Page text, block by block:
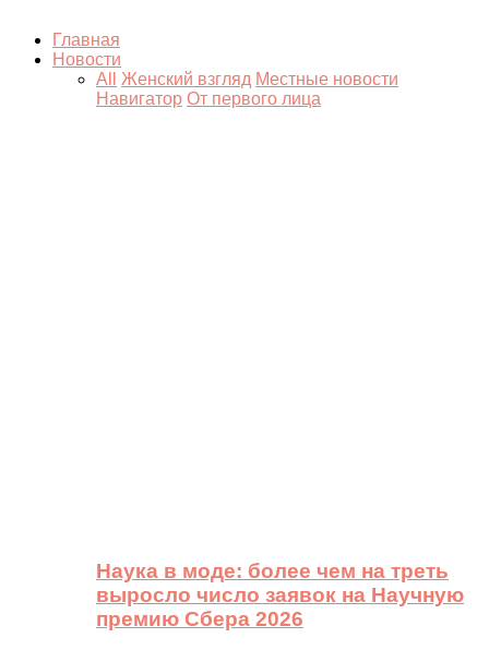
Главная
Новости
All
Женский взгляд Местные новости
Навигатор От первого лица
Наука в моде: более чем на треть
выросло число заявок на Научную
премию Сбера 2026